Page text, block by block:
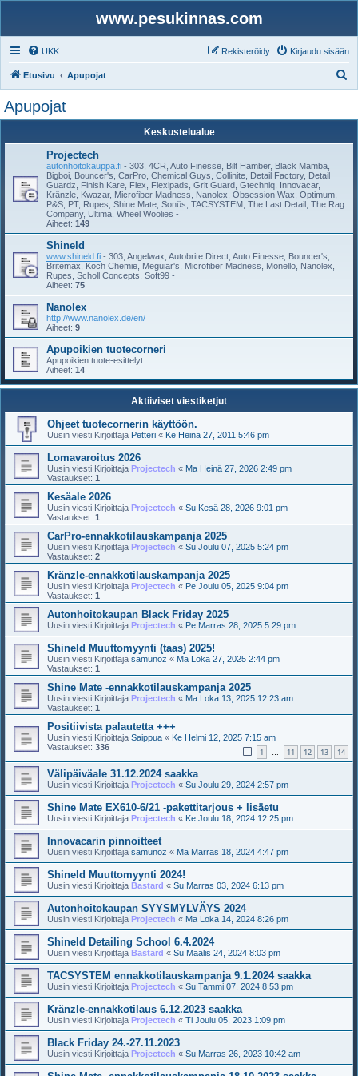
www.pesukinnas.com
UKK Kirjaudu sisään
Rekisteröidy
Etusivu Apupojat
Apupojat
Keskustelualue
Projectech
autonhoitokauppa.fi - 303, 4CR, Auto Finesse, Bilt Hamber, Black Mamba,
Bigboi, Bouncer's, CarPro, Chemical Guys, Collinite, Detail Factory, Detail
Guardz, Finish Kare, Flex, Flexipads, Grit Guard, Gtechniq, Innovacar,
Kränzle, Kwazar, Microfiber Madness, Nanolex, Obsession Wax, Optimum,
P&S, PT, Rupes, Shine Mate, Sonüs, TACSYSTEM, The Last Detail, The Rag
Company, Ultima, Wheel Woolies -
Aiheet: 149
Shineld
www.shineld.fi - 303, Angelwax, Autobrite Direct, Auto Finesse, Bouncer's,
Britemax, Koch Chemie, Meguiar's, Microfiber Madness, Monello, Nanolex,
Rupes, Scholl Concepts, Soft99 -
Aiheet: 75
Nanolex
http://www.nanolex.de/en/
Aiheet: 9
Apupoikien tuotecorneri
Apupoikien tuote-esittelyt
Aiheet: 14
Aktiiviset viestiketjut
Ohjeet tuotecornerin käyttöön.
Uusin viesti Kirjoittaja Petteri « Ke Heinä 27, 2011 5:46 pm
Lomavaroitus 2026
Uusin viesti Kirjoittaja Projectech « Ma Heinä 27, 2026 2:49 pm
Vastaukset: 1
Kesäale 2026
Uusin viesti Kirjoittaja Projectech « Su Kesä 28, 2026 9:01 pm
Vastaukset: 1
CarPro-ennakkotilauskampanja 2025
Uusin viesti Kirjoittaja Projectech « Su Joulu 07, 2025 5:24 pm
Vastaukset: 2
Kränzle-ennakkotilauskampanja 2025
Uusin viesti Kirjoittaja Projectech « Pe Joulu 05, 2025 9:04 pm
Vastaukset: 1
Autonhoitokaupan Black Friday 2025
Uusin viesti Kirjoittaja Projectech « Pe Marras 28, 2025 5:29 pm
Shineld Muuttomyynti (taas) 2025!
Uusin viesti Kirjoittaja samunoz « Ma Loka 27, 2025 2:44 pm
Vastaukset: 1
Shine Mate -ennakkotilauskampanja 2025
Uusin viesti Kirjoittaja Projectech « Ma Loka 13, 2025 12:23 am
Vastaukset: 1
Positiivista palautetta +++
Uusin viesti Kirjoittaja Saippua « Ke Helmi 12, 2025 7:15 am
Vastaukset: 336 1 … 11 12 13 14
Välipäiväale 31.12.2024 saakka
Uusin viesti Kirjoittaja Projectech « Su Joulu 29, 2024 2:57 pm
Shine Mate EX610-6/21 -pakettitarjous + lisäetu
Uusin viesti Kirjoittaja Projectech « Ke Joulu 18, 2024 12:25 pm
Innovacarin pinnoitteet
Uusin viesti Kirjoittaja samunoz « Ma Marras 18, 2024 4:47 pm
Shineld Muuttomyynti 2024!
Uusin viesti Kirjoittaja Bastard « Su Marras 03, 2024 6:13 pm
Autonhoitokaupan SYYSMYLVÄYS 2024
Uusin viesti Kirjoittaja Projectech « Ma Loka 14, 2024 8:26 pm
Shineld Detailing School 6.4.2024
Uusin viesti Kirjoittaja Bastard « Su Maalis 24, 2024 8:03 pm
TACSYSTEM ennakkotilauskampanja 9.1.2024 saakka
Uusin viesti Kirjoittaja Projectech « Su Tammi 07, 2024 8:53 pm
Kränzle-ennakkotilaus 6.12.2023 saakka
Uusin viesti Kirjoittaja Projectech « Ti Joulu 05, 2023 1:09 pm
Black Friday 24.-27.11.2023
Uusin viesti Kirjoittaja Projectech « Su Marras 26, 2023 10:42 am